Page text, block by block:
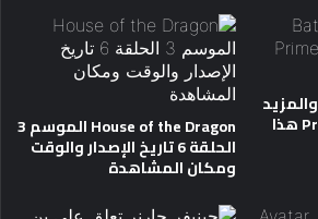
أحدث سلسلة Batman والمزيد
من إصدارات Prime Video هذا House of the Dragon الموسم 3
الحلقة 6 تاريخ الإصدار والوقت
ومكان المشاهدة